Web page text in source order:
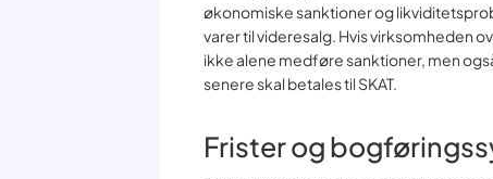
økonomiske sanktioner og
varer til videresalg. Hvis virksomheden
ikke alene medføre sanktioner, men
senere skal betales til SKAT.
Frister og